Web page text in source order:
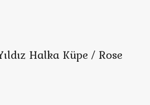
Halka Küpe / Rose